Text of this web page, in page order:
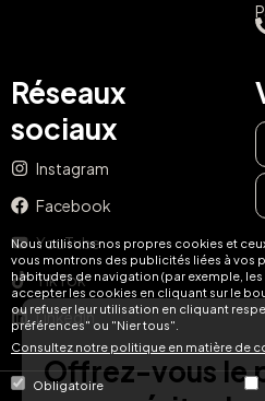
Nous utilisons nos propres cookies et
vous montrons des publicités liées à vos
habitudes de navigation (par exemple,
accepter les cookies en cliquant sur le
ou refuser leur utilisation en cliquant
préférences" ou "Nier tous".
Consultez notre politique en matière de
Obligatoire
Réseaux
sociaux
Instagram
Facebook
YouTube
TikTok
LinkedIn
Offrez-vous le
vous méritez!
Inscrivez-vous pour obtenir un
tirages au sort et des offres